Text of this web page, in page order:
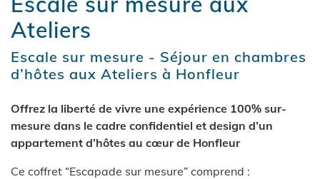
Ateliers
Escale sur mesure - Séjour en chambres
d’hôtes aux Ateliers à Honfleur
Offrez la liberté de vivre une expérience 100% sur-
mesure dans le cadre confidentiel et design d’un
appartement d’hôtes au cœur de Honfleur
Ce coffret “Escapade sur mesure” comprend :